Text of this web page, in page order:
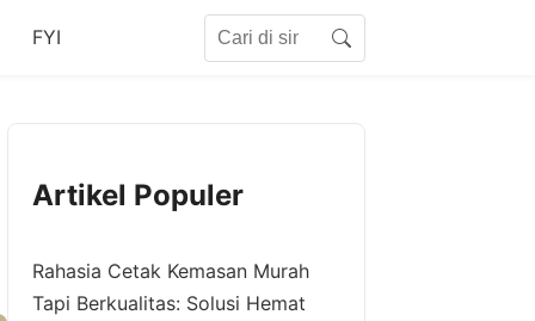
FYI Search
Artikel Populer
Rahasia Cetak Kemasan Murah
Tapi Berkualitas: Solusi Hemat